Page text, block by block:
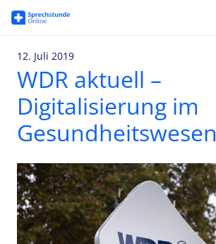
12. Juli 2019
WDR aktuell –
Digitalisierung im
Gesundheitswesen